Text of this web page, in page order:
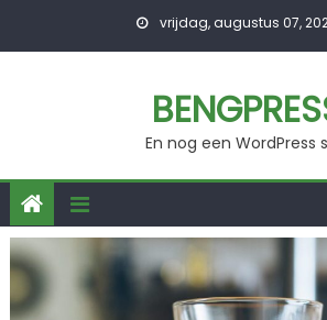
vrijdag, augustus 07,
En nog een WordPress